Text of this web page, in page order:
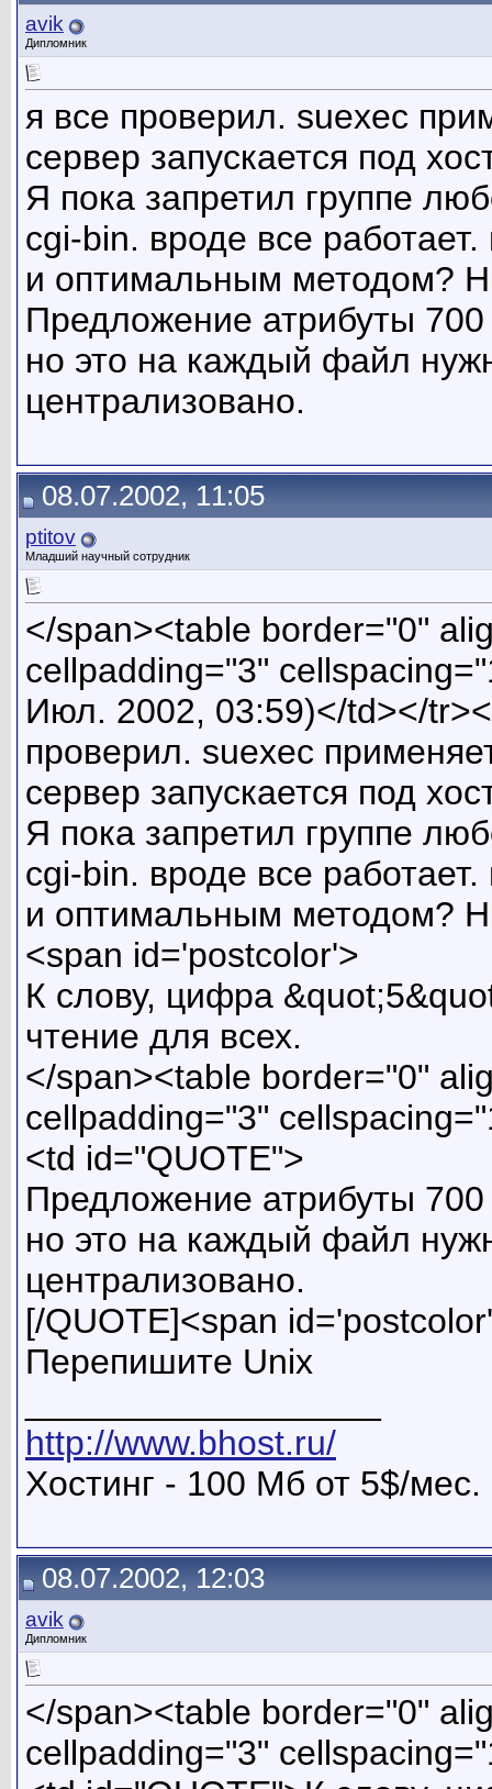
avik
Дипломник
я все проверил. suexec
сервер запускается под
Я пока запретил группе
cgi-bin. вроде все
и оптимальным методом?
Предложение атрибуты
но это на каждый файл
централизовано.
08.07.2002, 11:05
ptitov
Младший научный сотрудник
</span><table border="0"
cellpadding="3"
Июл. 2002, 03:59)</td></
проверил. suexec
сервер запускается под
Я пока запретил группе
cgi-bin. вроде все
и оптимальным методом?
<span id='postcolor'>
К слову, цифра
чтение для всех.
</span><table border="0"
cellpadding="3"
<td id="QUOTE">
Предложение атрибуты
но это на каждый файл
централизовано.
[/QUOTE]<span
Перепишите Unix
http://www.bhost.ru/
Хостинг - 100 Мб от 5$/мес.
08.07.2002, 12:03
avik
Дипломник
</span><table border="0"
cellpadding="3"